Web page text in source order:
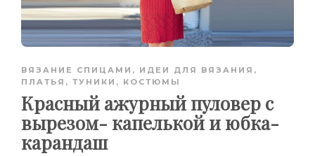
ВЯЗАНИЕ СПИЦАМИ , ИДЕИ ДЛЯ ВЯЗАНИЯ ,
ПЛАТЬЯ, ТУНИКИ, КОСТЮМЫ
Красный ажурный пуловер с
вырезом- капелькой и юбка-
карандаш